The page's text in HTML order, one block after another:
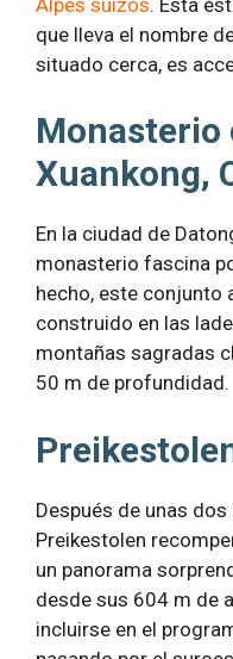
que lleva el nombre
situado cerca, es
Monasterio
Xuankong,
En la ciudad de
monasterio fascina
hecho, este conjunto
construido en las
montañas sagradas
50 m de profundidad.
Después de unas
Preikestolen
un panorama
desde sus 604 m de
incluirse en el